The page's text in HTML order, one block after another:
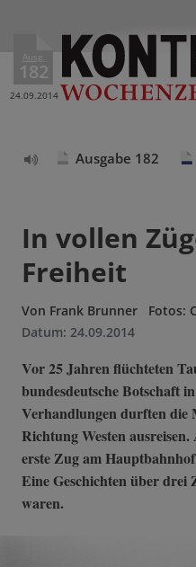
Ausg.
182
24.09.2014
Ausgabe 182
In vollen
Freiheit
Von Frank Brunner
Fotos:
Datum: 24.09.2014
Vor 25 Jahren flüchteten
bundesdeutsche Botschaft
Verhandlungen durften die
Richtung Westen
erste Zug am
Eine Geschichten über drei
waren.